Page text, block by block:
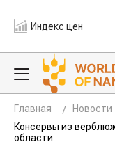
Индекс цен
Главная
Новости
Консервы из
области